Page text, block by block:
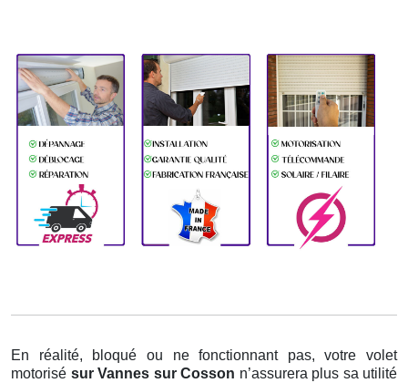
En réalité, bloqué ou ne fonctionnant pas, votre volet
motorisé sur Vannes sur Cosson n’assurera plus sa utilité